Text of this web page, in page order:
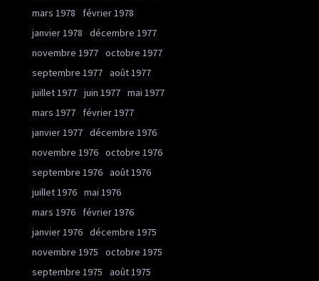
mars 1978
février 1978
janvier 1978
décembre 1977
novembre 1977 octobre 1977
septembre 1977 août 1977
juillet 1977 juin 1977 mai 1977
mars 1977
février 1977
janvier 1977 décembre 1976
novembre 1976 octobre 1976
septembre 1976 août 1976
juillet 1976 mai 1976
mars 1976
février 1976
janvier 1976 décembre 1975
novembre 1975
octobre 1975
septembre 1975
août 1975